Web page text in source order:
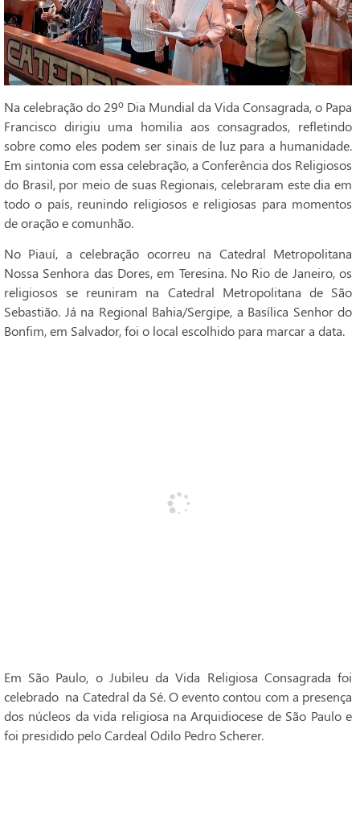
Na celebração do 29º Dia Mundial da Vida Consagrada, o Papa
Francisco dirigiu uma homilia aos consagrados, refletindo
sobre como eles podem ser sinais de luz para a humanidade.
Em sintonia com essa celebração, a Conferência dos Religiosos
do Brasil, por meio de suas Regionais, celebraram este dia em
todo o país, reunindo religiosos e religiosas para momentos
de oração e comunhão.
No Piauí, a celebração ocorreu na Catedral Metropolitana
Nossa Senhora das Dores, em Teresina. No Rio de Janeiro, os
religiosos se reuniram na Catedral Metropolitana de São
Sebastião. Já na Regional Bahia/Sergipe, a Basílica Senhor do
Bonfim, em Salvador, foi o local escolhido para marcar a data.
Em São Paulo, o Jubileu da Vida Religiosa Consagrada foi
celebrado na Catedral da Sé. O evento contou com a presença
dos núcleos da vida religiosa na Arquidiocese de São Paulo e
foi presidido pelo Cardeal Odilo Pedro Scherer.